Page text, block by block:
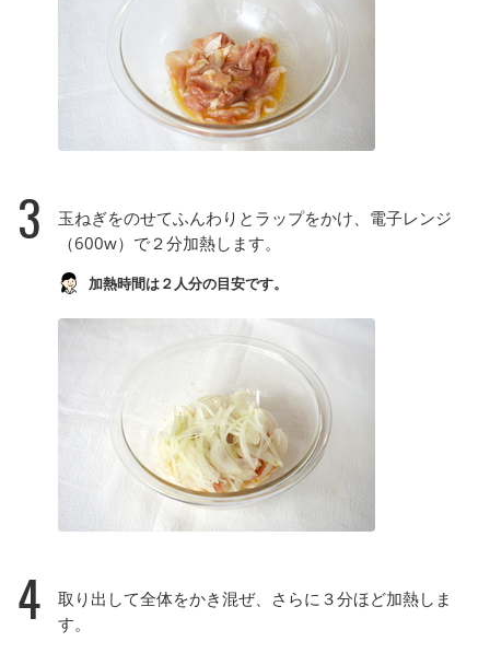
3
玉ねぎをのせてふんわりとラップをかけ、電子レンジ
（600w）で２分加熱します。
加熱時間は２人分の目安です。
4
取り出して全体をかき混ぜ、さらに３分ほど加熱しま
す。